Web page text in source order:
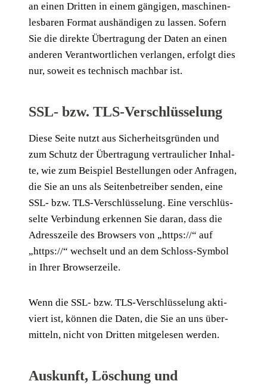
an einen Drit­ten in einem gän­gi­gen, maschi­nen­
les­ba­ren For­mat aus­hän­di­gen zu las­sen. Sofern
Sie die direk­te Über­tra­gung der Daten an einen
ande­ren Ver­ant­wort­li­chen ver­lan­gen, erfolgt dies
nur, soweit es tech­nisch mach­bar ist.
SSL- bzw. TLS-Verschlüsselung
Die­se Sei­te nutzt aus Sicher­heits­grün­den und
zum Schutz der Über­tra­gung ver­trau­li­cher Inhal­
te, wie zum Bei­spiel Bestel­lun­gen oder Anfra­gen,
die Sie an uns als Sei­ten­be­trei­ber sen­den, eine
SSL- bzw. TLS-Ver­schlüs­se­lung. Eine ver­schlüs­
sel­te Ver­bin­dung erken­nen Sie dar­an, dass die
Adress­zei­le des Brow­sers von „https://“ auf
„https://“ wech­selt und an dem Schloss-Sym­bol
in Ihrer Browserzeile.
Wenn die SSL- bzw. TLS-Ver­schlüs­se­lung akti­
viert ist, kön­nen die Daten, die Sie an uns über­
mit­teln, nicht von Drit­ten mit­ge­le­sen werden.
Auskunft, Löschung und